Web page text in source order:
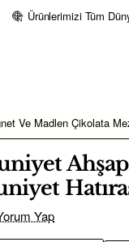
Ürünlerimizi Tüm
Ve Madlen Çikolata
Yap